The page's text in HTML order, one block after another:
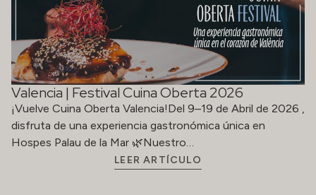
Valencia | Festival Cuina Oberta 2026
¡Vuelve Cuina Oberta Valencia!Del 9–19 de Abril de 2026 ,
disfruta de una experiencia gastronómica única en
Hospes Palau de la Mar 🌿Nuestro…
LEER ARTÍCULO